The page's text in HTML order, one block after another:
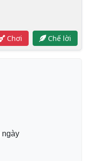
Chơi Chế lời
ngày